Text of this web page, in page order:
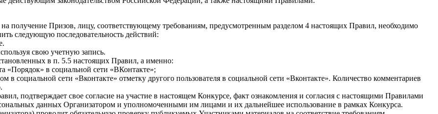
получение Призов, лицу, соответствующему требованиям, предусмотренным разделом 4 настоящих Правил, необходимо
следующую последовательность действий:
свою учетную запись.
в п. 5.5 настоящих Правил, а именно:
в социальной сети «ВКонтакте»;
социальной сети «Вконтакте» отметку другого пользователя в социальной сети «Вконтакте». Количество комментариев
подтверждает свое согласие на участие в настоящем Конкурсе, факт ознакомления и согласия с настоящими Правилами
данных Организатором и уполномоченными им лицами и их дальнейшее использование в рамках Конкурса.